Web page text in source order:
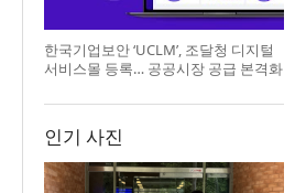
한국기업보안 ‘UCLM’, 조달청 디지털
서비스몰 등록… 공공시장 공급 본격화
인기 사진